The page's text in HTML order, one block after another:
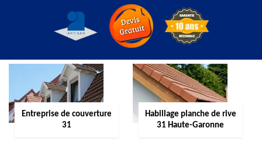
Entreprise de couverture
31
Habillage planche de rive
31 Haute-Garonne